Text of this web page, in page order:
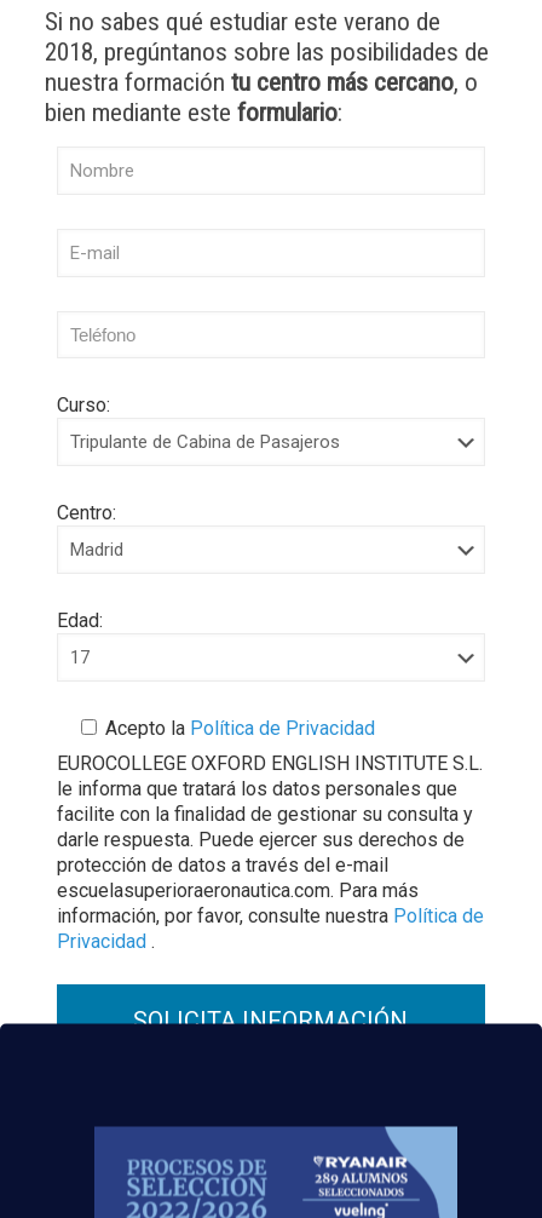
Si no sabes qué estudiar este verano de
2018, pregúntanos sobre las posibilidades de
nuestra formación tu centro más cercano, o
bien mediante este formulario:
Curso:
Centro:
Edad:
Acepto laPolítica de Privacidad
EUROCOLLEGE OXFORD ENGLISH INSTITUTE S.L.
le informa que tratará los datos personales que
facilite con la finalidad de gestionar su consulta y
darle respuesta. Puede ejercer sus derechos de
protección de datos a través del e-mail
escuelasuperioraeronautica.com. Para más
información, por favor, consulte nuestra Política de
Privacidad .
¡Nos vemos volando!
Hosteltur